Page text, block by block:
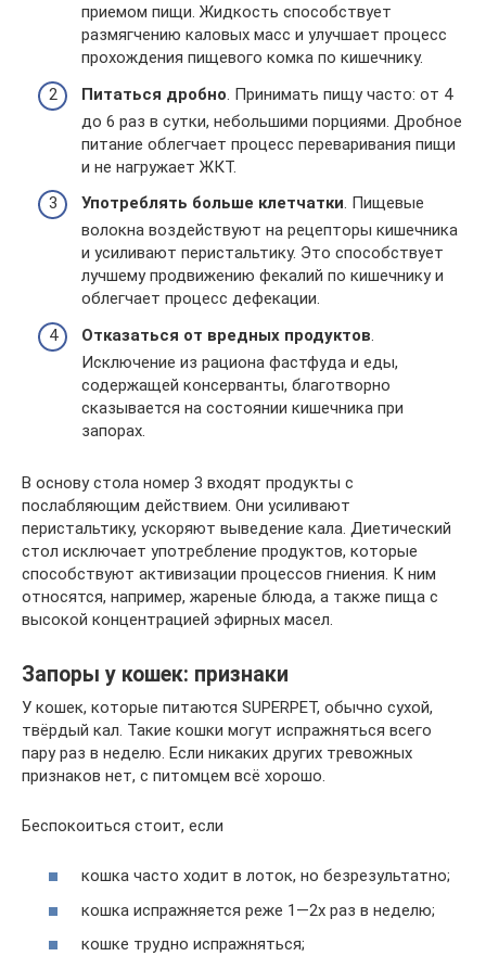
приемом пищи. Жидкость способствует
размягчению каловых масс и улучшает процесс
прохождения пищевого комка по кишечнику.
Питаться дробно . Принимать пищу часто: от 4
до 6 раз в сутки, небольшими порциями. Дробное
питание облегчает процесс переваривания пищи
и не нагружает ЖКТ.
Употреблять больше клетчатки. Пищевые
волокна воздействуют на рецепторы кишечника
и усиливают перистальтику. Это способствует
лучшему продвижению фекалий по кишечнику и
облегчает процесс дефекации.
Отказаться от вредных продуктов
Исключение из рациона фастфуда и еды,
содержащей консерванты, благотворно
сказывается на состоянии кишечника при
запорах.
В основу стола номер 3 входят продукты с
послабляющим действием. Они усиливают
перистальтику, ускоряют выведение кала. Диетический
стол исключает употребление продуктов, которые
способствуют активизации процессов гниения. К ним
относятся, например, жареные блюда, а также пища с
высокой концентрацией эфирных масел.
Запоры у кошек: признаки
У кошек, которые питаются SUPERPET, обычно сухой,
твёрдый кал. Такие кошки могут испражняться всего
пару раз в неделю. Если никаких других тревожных
признаков нет, с питомцем всё хорошо.
Беспокоиться стоит, если
кошка часто ходит в лоток, но безрезультатно;
кошка испражняется реже 1—2х раз в неделю;
кошке трудно испражняться;